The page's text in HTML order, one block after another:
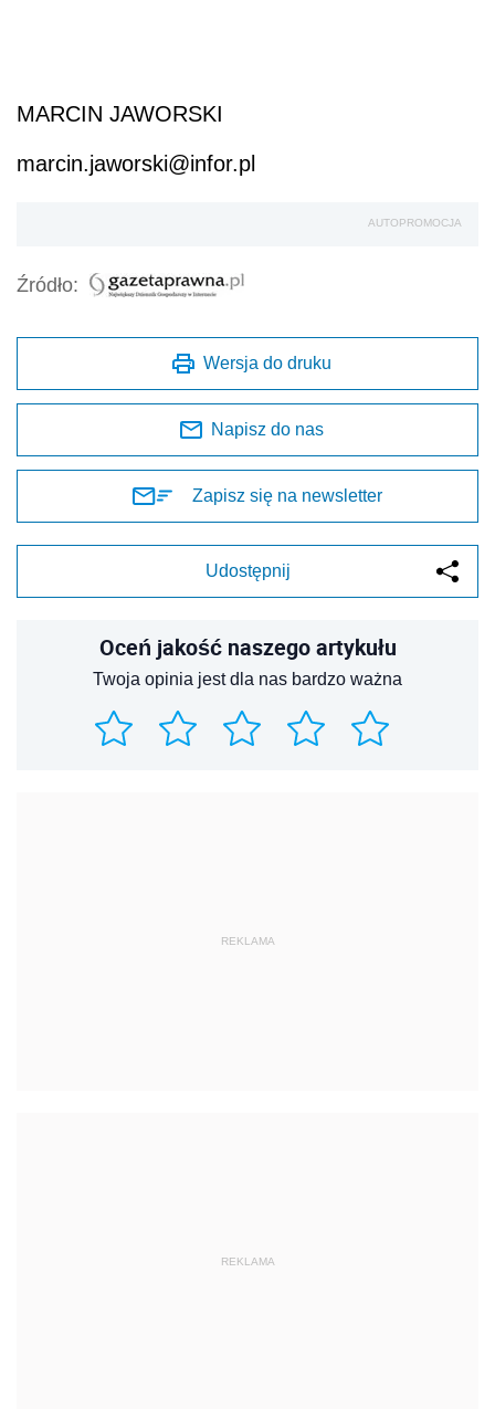
MARCIN JAWORSKI
marcin.jaworski@infor.pl
AUTOPROMOCJA
Źródło:
Wersja do druku
Napisz do nas
Zapisz się na newsletter
Udostępnij
Oceń jakość naszego artykułu
Twoja opinia jest dla nas bardzo ważna
REKLAMA
REKLAMA